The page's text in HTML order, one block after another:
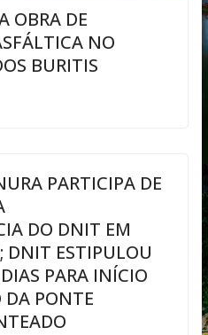
OBRA DE
NO
BURITIS
PARTICIPA DE
DO DNIT EM
DNIT ESTIPULOU
PARA INÍCIO
DA PONTE